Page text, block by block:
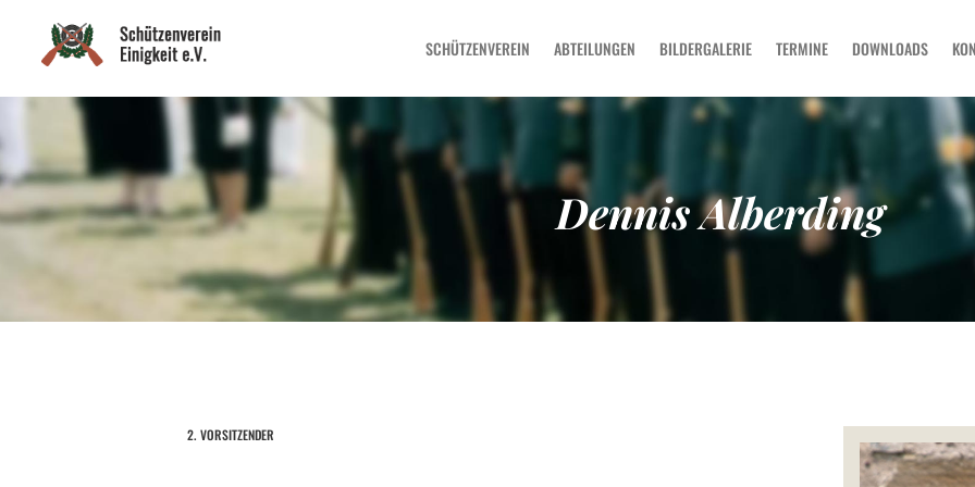
SCHÜTZENVEREIN ABTEILUNGEN BILDERGALERIE TERMINE DOWNLOADS
Dennis Alberding
ABTEILUNGEN
BILDERGALERIE
TERMINE
DOWNLOADS
KONTAKT
2. VORSITZENDER